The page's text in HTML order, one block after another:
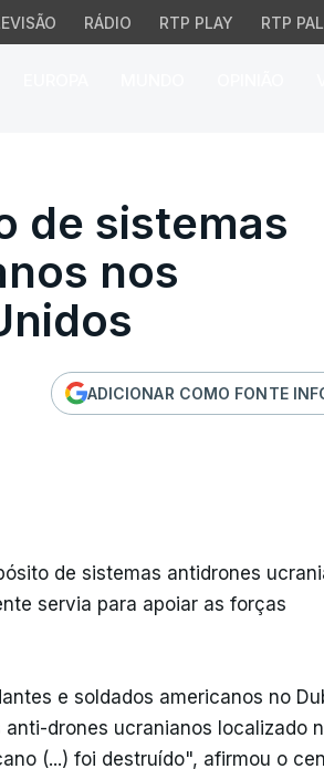
RÁDIO RTP PLAY RTP
sistemas
de sistemas
nos
ADICIONAR COMO FONTE
de sistemas antidrones
servia para apoiar as forças
e soldados americanos no
drones ucranianos localizado
(...) foi destruído", afirmou o